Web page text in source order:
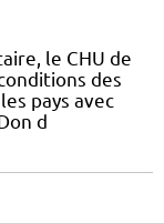
le CHU de
des
pays avec
d